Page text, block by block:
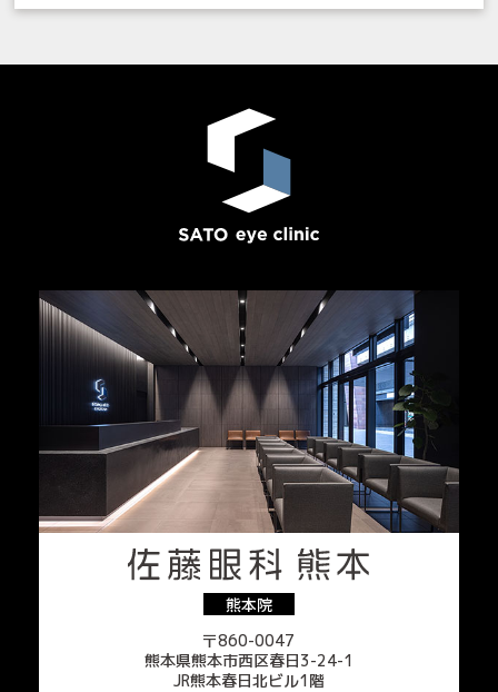
熊本院
〒860-0047
熊本県熊本市西区春日3-24-1
JR熊本春日北ビル1階